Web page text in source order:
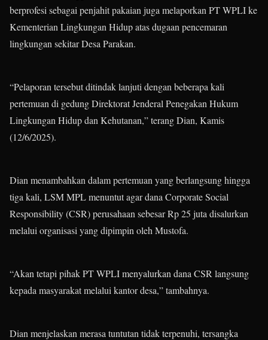
berprofesi sebagai penjahit pakaian juga melaporkan PT WPLI ke
Kementerian Lingkungan Hidup atas dugaan pencemaran
lingkungan sekitar Desa Parakan.
“Pelaporan tersebut ditindak lanjuti dengan beberapa kali
pertemuan di gedung Direktorat Jenderal Penegakan Hukum
Lingkungan Hidup dan Kehutanan,” terang Dian, Kamis
(12/6/2025).
Dian menambahkan dalam pertemuan yang berlangsung hingga
tiga kali, LSM MPL menuntut agar dana Corporate Social
Responsibility (CSR) perusahaan sebesar Rp 25 juta disalurkan
melalui organisasi yang dipimpin oleh Mustofa.
“Akan tetapi pihak PT WPLI menyalurkan dana CSR langsung
kepada masyarakat melalui kantor desa,” tambahnya.
Dian menjelaskan merasa tuntutan tidak terpenuhi, tersangka